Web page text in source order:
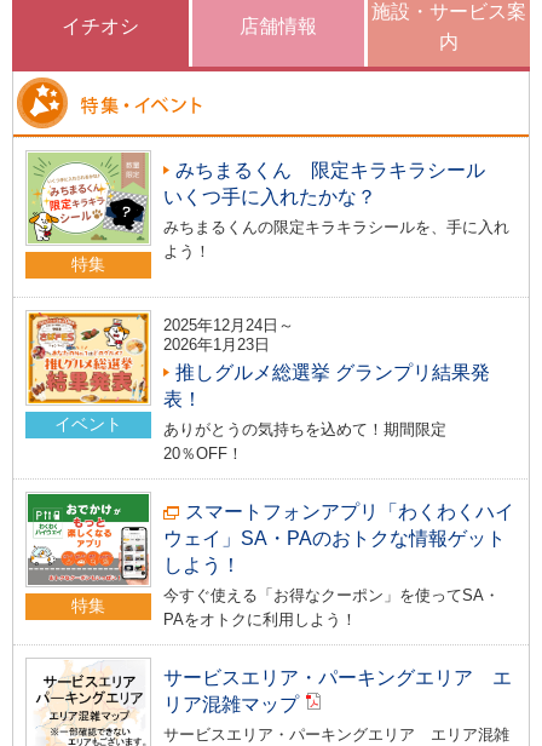
イチオシ 店舗情報
施設・サービス案
内
特集
みちまるくん 限定キラキラシール
いくつ手に入れたかな？
みちまるくんの限定キラキラシールを、手に入れ
よう！
イベント
2025年12月24日～
2026年1月23日
推しグルメ総選挙 グランプリ結果発
表！
ありがとうの気持ちを込めて！期間限定
20％OFF！
特集
スマートフォンアプリ「わくわくハイ
ウェイ」SA・PAのおトクな情報ゲット
しよう！
今すぐ使える「お得なクーポン」を使ってSA・
PAをオトクに利用しよう！
サービスエリア・パーキングエリア エ
リア混雑マップ
サービスエリア・パーキングエリア エリア混雑